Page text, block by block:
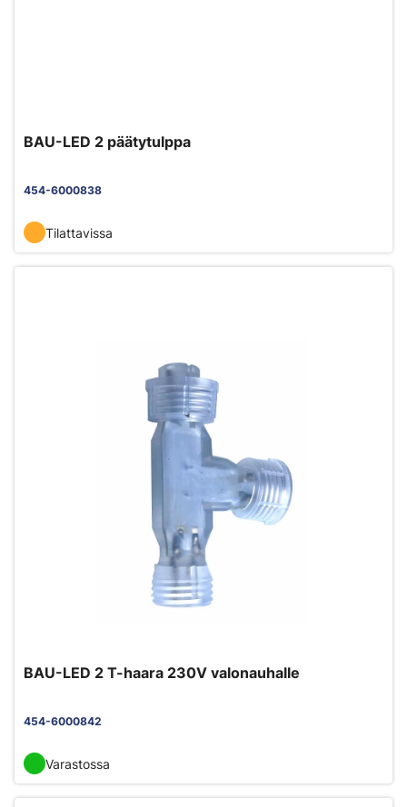
BAU-LED 2 päätytulppa
454-6000838
Tilattavissa
BAU-LED 2 T-haara 230V valonauhalle
454-6000842
Varastossa